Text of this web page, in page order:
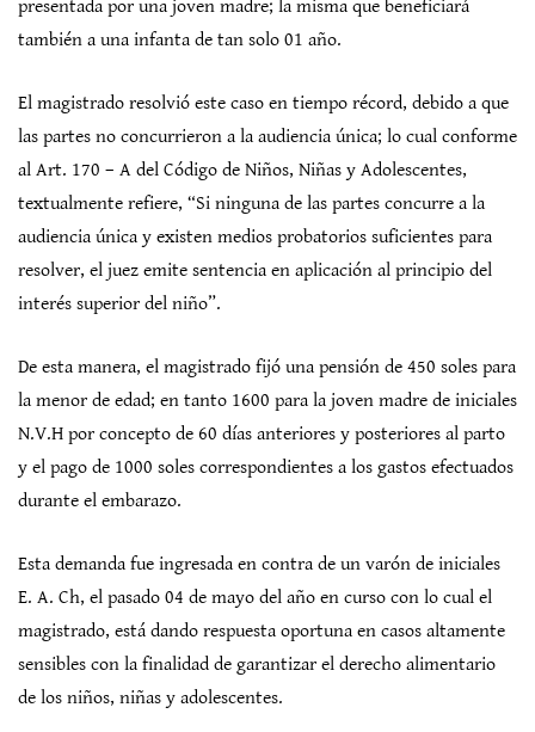
presentada por una joven madre; la misma que beneficiará
también a una infanta de tan solo 01 año.
El magistrado resolvió este caso en tiempo récord, debido a que
las partes no concurrieron a la audiencia única; lo cual conforme
al Art. 170 – A del Código de Niños, Niñas y Adolescentes,
textualmente refiere, “Si ninguna de las partes concurre a la
audiencia única y existen medios probatorios suficientes para
resolver, el juez emite sentencia en aplicación al principio del
interés superior del niño”.
De esta manera, el magistrado fijó una pensión de 450 soles para
la menor de edad; en tanto 1600 para la joven madre de iniciales
N.V.H por concepto de 60 días anteriores y posteriores al parto
y el pago de 1000 soles correspondientes a los gastos efectuados
durante el embarazo.
Esta demanda fue ingresada en contra de un varón de iniciales
E. A. Ch, el pasado 04 de mayo del año en curso con lo cual el
magistrado, está dando respuesta oportuna en casos altamente
sensibles con la finalidad de garantizar el derecho alimentario
de los niños, niñas y adolescentes.